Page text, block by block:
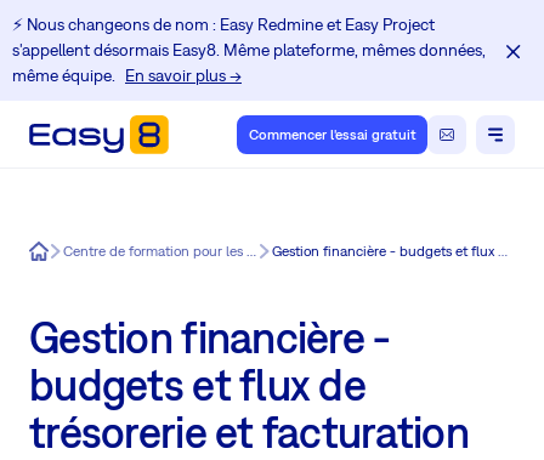
⚡️ Nous changeons de nom : Easy Redmine et Easy Project
s'appellent désormais Easy8. Même plateforme, mêmes données,
même équipe.
En savoir plus →
Commencer l'essai gratuit
Easy8 Centre de formation pour les utilisateurs Redmine Gestion financière - budgets et flux de trésorerie et facturation
Gestion financière -
budgets et flux de
trésorerie et facturation